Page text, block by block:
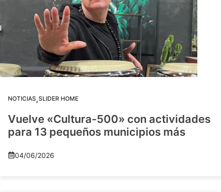
NOTICIAS,SLIDER HOME
Vuelve «Cultura-500» con actividades
para 13 pequeños municipios más
04/06/2026